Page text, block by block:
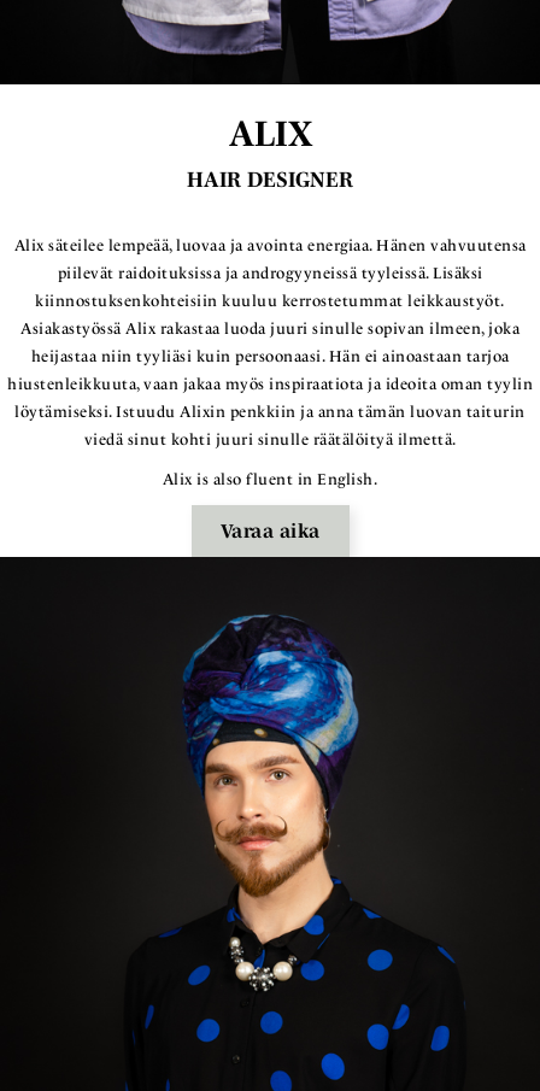
ALIX
HAIR DESIGNER
Alix säteilee lempeää, luovaa ja avointa energiaa. Hänen vahvuutensa
piilevät raidoituksissa ja androgyyneissä tyyleissä. Lisäksi
kiinnostuksenkohteisiin kuuluu kerrostetummat leikkaustyöt.
Asiakastyössä Alix rakastaa luoda juuri sinulle sopivan ilmeen, joka
heijastaa niin tyyliäsi kuin persoonaasi. Hän ei ainoastaan tarjoa
hiustenleikkuuta, vaan jakaa myös inspiraatiota ja ideoita oman tyylin
löytämiseksi. Istuudu Alixin penkkiin ja anna tämän luovan taiturin
viedä sinut kohti juuri sinulle räätälöityä ilmettä.
Alix is also fluent in English.
Varaa aika